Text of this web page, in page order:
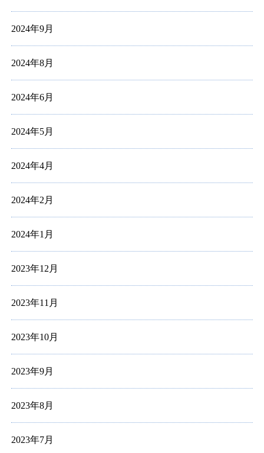
2024年9月
2024年8月
2024年6月
2024年5月
2024年4月
2024年2月
2024年1月
2023年12月
2023年11月
2023年10月
2023年9月
2023年8月
2023年7月